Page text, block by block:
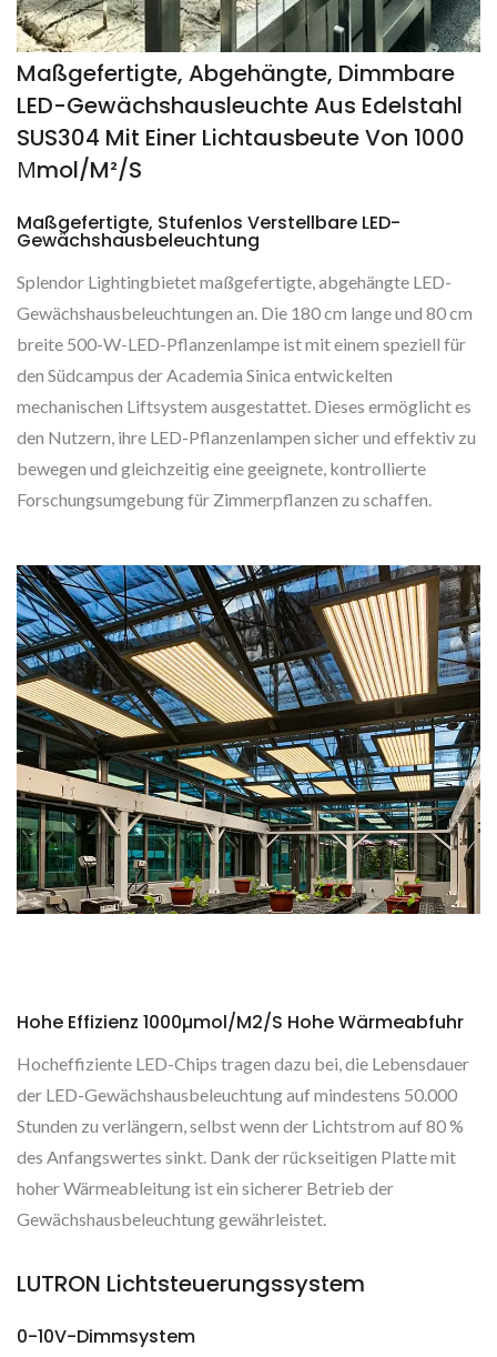
Maßgefertigte, Abgehängte, Dimmbare
LED-Gewächshausleuchte Aus Edelstahl
SUS304 Mit Einer Lichtausbeute Von 1000
Μmol/m²/s
Maßgefertigte, Stufenlos Verstellbare LED-
Gewächshausbeleuchtung
Splendor Lightingbietet maßgefertigte, abgehängte LED-
Gewächshausbeleuchtungen an. Die 180 cm lange und 80 cm
breite 500-W-LED-Pflanzenlampe ist mit einem speziell für
den Südcampus der Academia Sinica entwickelten
mechanischen Liftsystem ausgestattet. Dieses ermöglicht es
den Nutzern, ihre LED-Pflanzenlampen sicher und effektiv zu
bewegen und gleichzeitig eine geeignete, kontrollierte
Forschungsumgebung für Zimmerpflanzen zu schaffen.
Hohe Effizienz 1000µmol/m2/s Hohe Wärmeabfuhr
Hocheffiziente LED-Chips tragen dazu bei, die Lebensdauer
der LED-Gewächshausbeleuchtung auf mindestens 50.000
Stunden zu verlängern, selbst wenn der Lichtstrom auf 80 %
des Anfangswertes sinkt. Dank der rückseitigen Platte mit
hoher Wärmeableitung ist ein sicherer Betrieb der
Gewächshausbeleuchtung gewährleistet.
LUTRON Lichtsteuerungssystem
0-10V-Dimmsystem